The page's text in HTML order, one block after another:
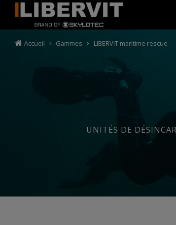
UNITÉS DE
Accueil Gammes LIBERVIT maritime rescue